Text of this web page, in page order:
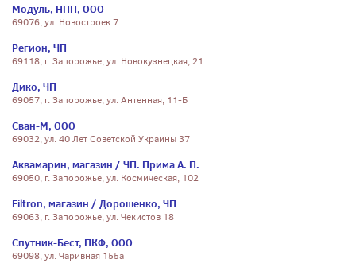
Модуль, НПП, ООО
69076, ул. Новостроек 7
Регион, ЧП
69118, г. Запорожье, ул. Новокузнецкая, 21
Дико, ЧП
69057, г. Запорожье, ул. Антенная, 11-Б
Сван-М, ООО
69032, ул. 40 Лет Советской Украины 37
Аквамарин, магазин / ЧП. Прима А. П.
69050, г. Запорожье, ул. Космическая, 102
Filtron, магазин / Дорошенко, ЧП
69063, г. Запорожье, ул. Чекистов 18
Спутник-Бест, ПКФ, ООО
69098, ул. Чаривная 155а